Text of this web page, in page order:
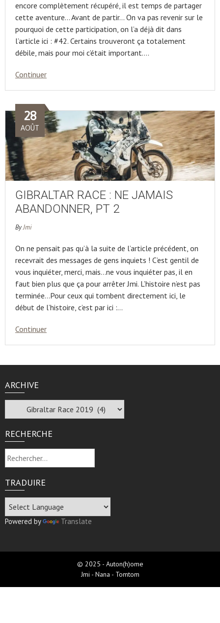
encore complètement récupéré, il est temps de partager
cette aventure… Avant de partir… On va pas revenir sur le
pourquoi de cette participation, on l’a déjà dit dans
l’article ici : #42. Certains trouveront ça totalement
débile, mais pour moi c’était important….
Continuer
GIBRALTAR RACE : NE JAMAIS
ABANDONNER, PT 2
28
AOÛT
ByJmi
On ne pensait pas qu’à la suite de l’article précédent, on
recevrait des messages de gens inquiets ! C’est gentil de
vous inquiéter, merci, mais…ne vous inquiéter pas, il en
faut bien plus que ça pour arrêter Jmi. L’histoire n’est pas
terminée…Pour ceux qui tombent directement ici, le
début de l’histoire, c’est par ici :…
Continuer
ARCHIVE
RECHERCHE
Rechercher :
TRADUIRE
Powered by Translate
© 2025 - Auton(h)ome
Jmi - Nana - Tomtom